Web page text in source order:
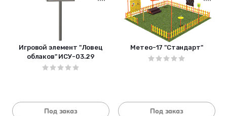
Игровой элемент "Ловец
облаков" ИСУ-03.29
Под заказ
Метео-17 "Стандарт"
Под заказ